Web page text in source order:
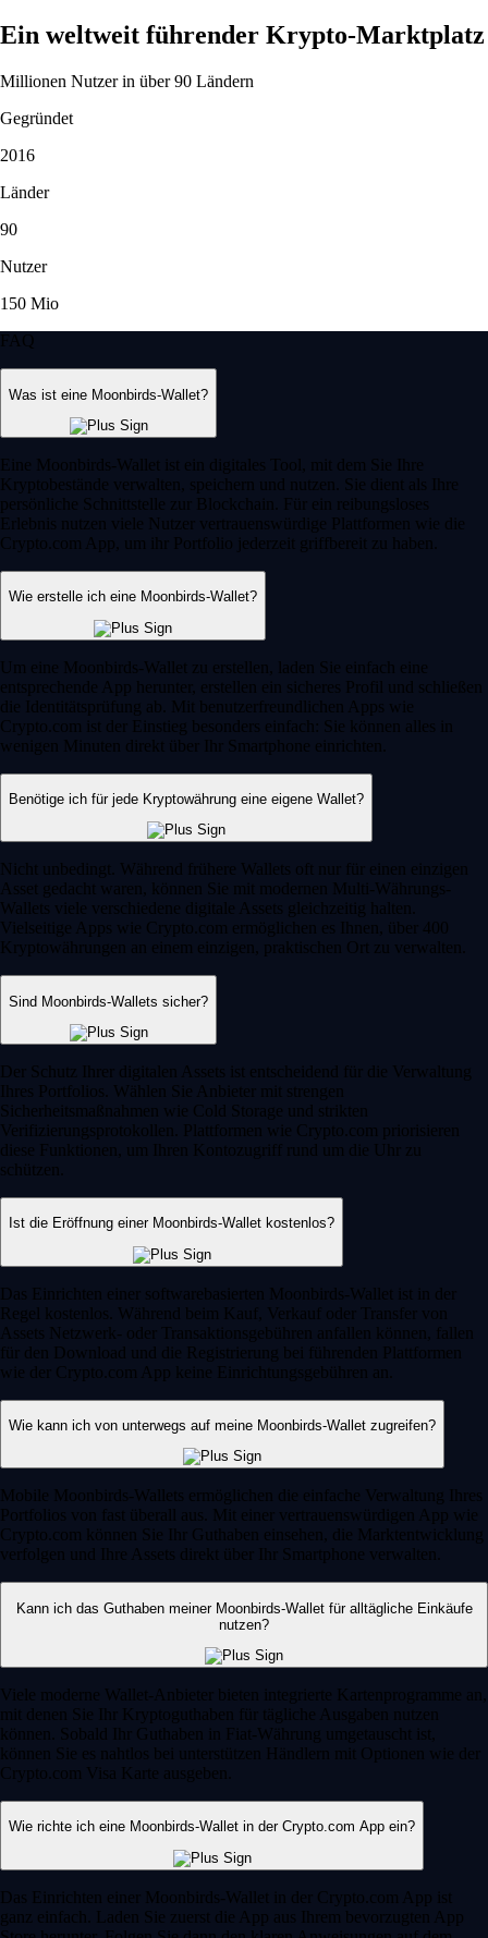
Ein weltweit führender Krypto-Marktplatz
Millionen Nutzer in über 90 Ländern
Gegründet
2016
Länder
90
Nutzer
150 Mio
FAQ
Was ist eine Moonbirds-Wallet?
Eine Moonbirds-Wallet ist ein digitales Tool, mit dem Sie Ihre
Kryptobestände verwalten, speichern und nutzen. Sie dient als Ihre
persönliche Schnittstelle zur Blockchain. Für ein reibungsloses
Erlebnis nutzen viele Nutzer vertrauenswürdige Plattformen wie die
Crypto.com App, um ihr Portfolio jederzeit griffbereit zu haben.
Wie erstelle ich eine Moonbirds-Wallet?
Um eine Moonbirds-Wallet zu erstellen, laden Sie einfach eine
entsprechende App herunter, erstellen ein sicheres Profil und schließen
die Identitätsprüfung ab. Mit benutzerfreundlichen Apps wie
Crypto.com ist der Einstieg besonders einfach: Sie können alles in
wenigen Minuten direkt über Ihr Smartphone einrichten.
Benötige ich für jede Kryptowährung eine eigene Wallet?
Nicht unbedingt. Während frühere Wallets oft nur für einen einzigen
Asset gedacht waren, können Sie mit modernen Multi-Währungs-
Wallets viele verschiedene digitale Assets gleichzeitig halten.
Vielseitige Apps wie Crypto.com ermöglichen es Ihnen, über 400
Kryptowährungen an einem einzigen, praktischen Ort zu verwalten.
Sind Moonbirds-Wallets sicher?
Der Schutz Ihrer digitalen Assets ist entscheidend für die Verwaltung
Ihres Portfolios. Wählen Sie Anbieter mit strengen
Sicherheitsmaßnahmen wie Cold Storage und strikten
Verifizierungsprotokollen. Plattformen wie Crypto.com priorisieren
diese Funktionen, um Ihren Kontozugriff rund um die Uhr zu
schützen.
Ist die Eröffnung einer Moonbirds-Wallet kostenlos?
Das Einrichten einer softwarebasierten Moonbirds-Wallet ist in der
Regel kostenlos. Während beim Kauf, Verkauf oder Transfer von
Assets Netzwerk- oder Transaktionsgebühren anfallen können, fallen
für den Download und die Registrierung bei führenden Plattformen
wie der Crypto.com App keine Einrichtungsgebühren an.
Wie kann ich von unterwegs auf meine Moonbirds-Wallet zugreifen?
Mobile Moonbirds-Wallets ermöglichen die einfache Verwaltung Ihres
Portfolios von fast überall aus. Mit einer vertrauenswürdigen App wie
Crypto.com können Sie Ihr Guthaben einsehen, die Marktentwicklung
verfolgen und Ihre Assets direkt über Ihr Smartphone verwalten.
Kann ich das Guthaben meiner Moonbirds-Wallet für alltägliche Einkäufe
nutzen?
Viele moderne Wallet-Anbieter bieten integrierte Kartenprogramme an,
mit denen Sie Ihr Kryptoguthaben für tägliche Ausgaben nutzen
können. Sobald Ihr Guthaben in Fiat-Währung umgetauscht ist,
können Sie es nahtlos bei unterstützen Händlern mit Optionen wie der
Crypto.com Visa Karte ausgeben.
Wie richte ich eine Moonbirds-Wallet in der Crypto.com App ein?
Das Einrichten einer Moonbirds-Wallet in der Crypto.com App ist
ganz einfach. Laden Sie zuerst die App aus Ihrem bevorzugten App